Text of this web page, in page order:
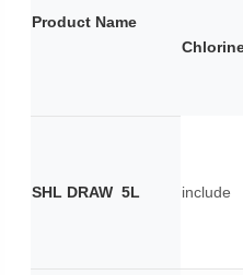
Product Name
SHL DRAW 5L include